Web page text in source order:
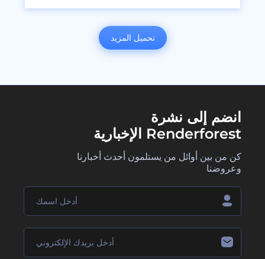
تحميل المزيد
انضم إلى نشرة
Renderforest الإخبارية
كن من بين أوائل من يستلمون أحدث أخبارنا
وعروضنا